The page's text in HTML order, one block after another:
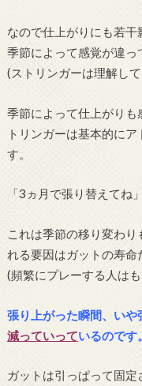
なので仕上がりにも若
季節によって感覚が違っ
(ストリンガーは理解し
季節によって仕上がりも
トリンガーは基本的に
す。
「3ヵ月で張り替えてね」
これは季節の移り変わり
れる要因はガットの寿命
(頻繁にプレーする人は
張り上がった瞬間、い
減っていっているのです。
ガットは引っぱって固定